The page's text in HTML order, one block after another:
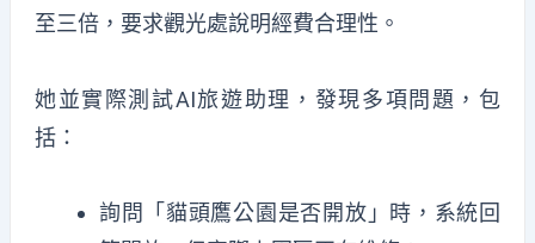
至三倍，要求觀光處說明經費合理性。
她並實際測試AI旅遊助理，發現多項問題，包
括：
詢問「貓頭鷹公園是否開放」時，系統回